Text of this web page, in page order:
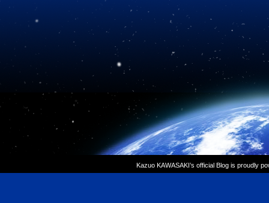
Kazuo KAWASAKI’s official Blog is proudly